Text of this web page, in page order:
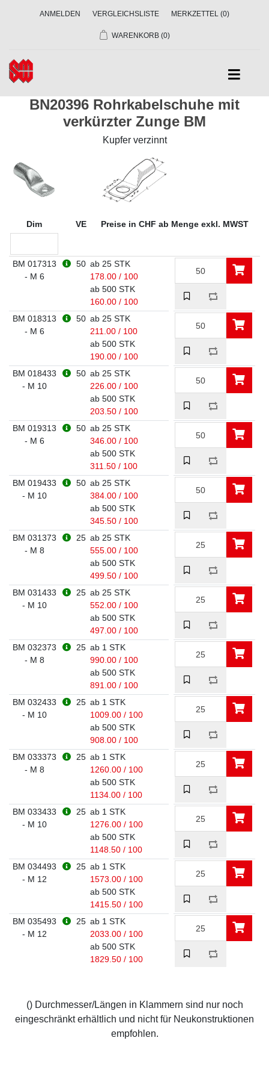
ANMELDEN VERGLEICHSLISTE MERKZETTEL (0)
WARENKORB (0)
BN20396 Rohrkabelschuhe mit
verkürzter Zunge BM
Kupfer verzinnt
Dim VE Preise in CHF ab Menge exkl. MWST
BM 017313
- M 6
50 ab 25 STK
178.00 / 100
ab 500 STK
160.00 / 100
BM 018313
- M 6
50 ab 25 STK
211.00 / 100
ab 500 STK
190.00 / 100
BM 018433
- M 10
50 ab 25 STK
226.00 / 100
ab 500 STK
203.50 / 100
BM 019313
- M 6
50 ab 25 STK
346.00 / 100
ab 500 STK
311.50 / 100
BM 019433
- M 10
50 ab 25 STK
384.00 / 100
ab 500 STK
345.50 / 100
BM 031373
- M 8
25 ab 25 STK
555.00 / 100
ab 500 STK
499.50 / 100
BM 031433
- M 10
25 ab 25 STK
552.00 / 100
ab 500 STK
497.00 / 100
BM 032373
- M 8
25 ab 1 STK
990.00 / 100
ab 500 STK
891.00 / 100
BM 032433
- M 10
25 ab 1 STK
1009.00 / 100
ab 500 STK
908.00 / 100
BM 033373
- M 8
25 ab 1 STK
1260.00 / 100
ab 500 STK
1134.00 / 100
BM 033433
- M 10
25 ab 1 STK
1276.00 / 100
ab 500 STK
1148.50 / 100
BM 034493
- M 12
25 ab 1 STK
1573.00 / 100
ab 500 STK
1415.50 / 100
BM 035493
- M 12
25 ab 1 STK
2033.00 / 100
ab 500 STK
1829.50 / 100
() Durchmesser/Längen in Klammern sind nur noch
eingeschränkt erhältlich und nicht für Neukonstruktionen
empfohlen.